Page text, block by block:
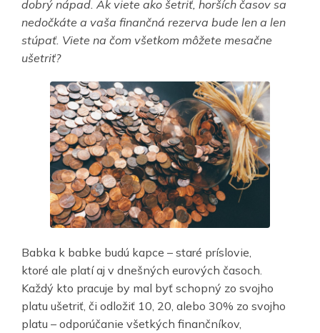
dobrý nápad. Ak viete ako šetriť, horších časov sa
nedočkáte a vaša finančná rezerva bude len a len
stúpať. Viete na čom všetkom môžete mesačne
ušetriť?
Babka k babke budú kapce – staré príslovie,
ktoré ale platí aj v dnešných eurových časoch.
Každý kto pracuje by mal byť schopný zo svojho
platu ušetriť, či odložiť 10, 20, alebo 30% zo svojho
platu – odporúčanie všetkých finančníkov,